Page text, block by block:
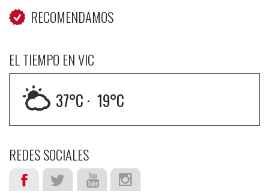
RECOMENDAMOS
EL TIEMPO EN VIC
37°C · 19°C
REDES SOCIALES